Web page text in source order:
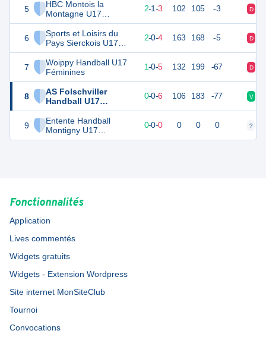
5
HBC Montois la
Montagne U17
Féminines
6
Sports et Loisirs du
Pays Sierckois U17
Féminines
7
Woippy Handball U17
Féminines
8
AS Folschviller
Handball U17
Féminines
9
Entente Handball
Montigny U17
Féminines
2-1-3 102 105 -3 D
10 2-0-4 163 168 -5 D
8 1-0-5 132 199 -67 D
0-0-6 106 183 -77 V
0 0-0-0 0 0 0 ?
Fonctionnalités
Application
Lives commentés
Widgets gratuits
Widgets - Extension Wordpress
Site internet MonSiteClub
Tournoi
Convocations